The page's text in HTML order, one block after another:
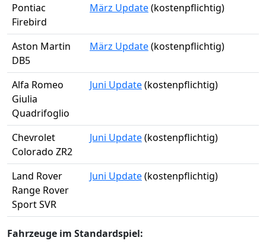
Pontiac
Firebird
März Update(kostenpflichtig)
Aston Martin
DB5
März Update(kostenpflichtig)
Alfa Romeo
Giulia
Quadrifoglio
Juni Update(kostenpflichtig)
Chevrolet
Colorado ZR2
Juni Update(kostenpflichtig)
Land Rover
Range Rover
Sport SVR
Juni Update(kostenpflichtig)
Fahrzeuge im Standardspiel: